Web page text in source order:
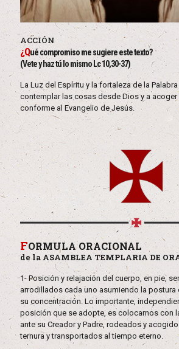
ACCIÓN
¿Qué compromiso me sugiere este texto?
(Vete y haz tú lo mismo Lc 10,30-37)
La Luz del Espíritu y la fortaleza de la
contemplar las cosas desde Dios y a acoger
conforme al Evangelio de Jesús.
FORMULA ORACIONAL
de la ASAMBLEA TEMPLARIA DE
1- Posición y relajación del cuerpo, en pie,
arrodillados cada uno asumiendo la postura
su concentración. Lo importante,
posición que se adopte, es colocarnos con
ante su Creador y Padre, rodeados y
ternura y transportados al tiempo eterno.